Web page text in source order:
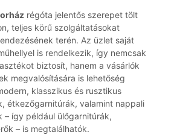
régóta jelentős szerepet tölt
teljes körű szolgáltatásokat
terén. Az üzlet saját
is rendelkezik, így nemcsak
biztosít, hanem a vásárlók
megvalósítására is lehetőség
klasszikus és rusztikus
étkezőgarnitúrák, valamint nappali
– így például ülőgarnitúrák,
– is megtalálhatók.